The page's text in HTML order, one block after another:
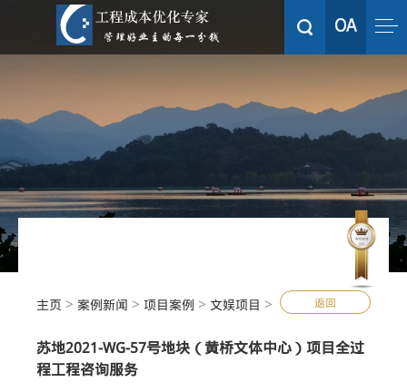
返回
主页 > 案例新闻 > 项目案例 > 文娱项目 >
苏地2021-WG-57号地块（黄桥文体中心）项目全过
程工程咨询服务